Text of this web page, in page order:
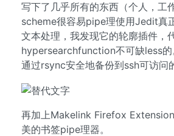
写下了几乎所有的东西（个人，工
scheme很容易pipe理使用Jedit真
文本处理，我发现它的轮廓插件，
hypersearchfunction不可缺less的
通过rsync安全地备份到ssh可访问
再加上Makelink Firefox
美的书签pipe理器。